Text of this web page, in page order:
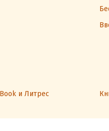
и Литрес